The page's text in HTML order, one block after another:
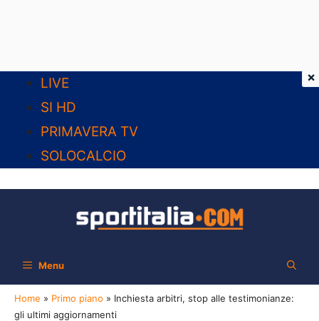
contenuto
LIVE
SI HD
PRIMAVERA TV
SOLOCALCIO
Menu
Home » Primo piano » Inchiesta arbitri, stop alle testimonianze:
gli ultimi aggiornamenti
×